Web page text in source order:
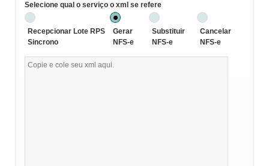
Selecione qual o serviço o xml se refere
Recepcionar Lote RPS
Sincrono
Gerar
NFS-e
Substituir
NFS-e
Cancelar
NFS-e